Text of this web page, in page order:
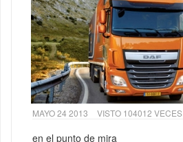
MAYO 24 2013 VISTO 104012 VECES
en el punto de mira